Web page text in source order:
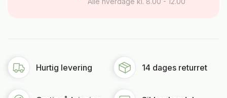
Hurtig levering 14 dages returret